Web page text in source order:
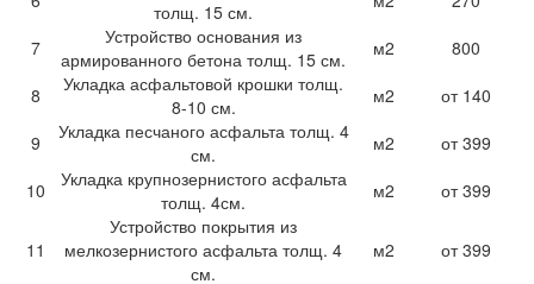
толщ. 15 см.
7
Устройство основания из
армированного бетона толщ. 15 см.
м2
800
8
Укладка асфальтовой крошки толщ.
8-10 см.
м2
от 140
9
Укладка песчаного асфальта толщ. 4
см.
м2
от 399
10
Укладка крупнозернистого асфальта
толщ. 4см.
м2 от 399
11
Устройство покрытия из
мелкозернистого асфальта толщ. 4
см.
м2
от 399